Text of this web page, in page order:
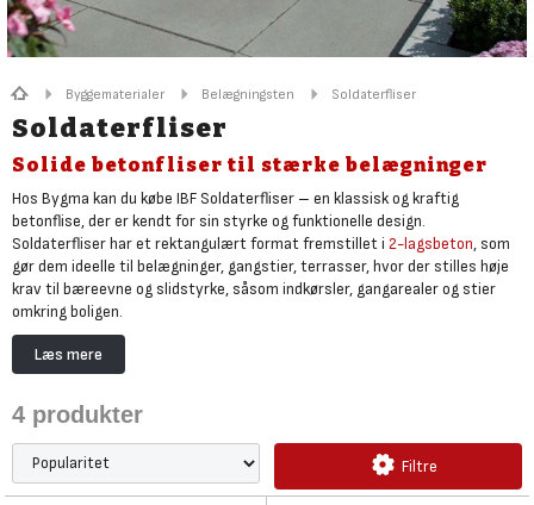
Byggematerialer Belægningsten Soldaterfliser
Soldaterfliser
Solide betonfliser til stærke belægninger
Hos Bygma kan du købe IBF Soldaterfliser – en klassisk og kraftig
betonflise, der er kendt for sin styrke og funktionelle design.
Soldaterfliser har et rektangulært format fremstillet i 2-lagsbeton, som
gør dem ideelle til belægninger, gangstier, terrasser, hvor der stilles høje
krav til bæreevne og slidstyrke, såsom indkørsler, gangarealer og stier
omkring boligen.
Flisernes enkle udformning og neutrale udtryk gør dem nemme at
kombinere med andre havefliser, og de er et populært valg i både nybyg og
maksimal stabilitet og et ryddeligt udseende.
Hos Bygma sørger vi for levering afIBF fliserpå paller, og vi har alt
tilbehøret – herunder
afretningssand, grus fugesand,fiberdug
brolæggerværktøj.
Læs mere
4 produkter
Filtre